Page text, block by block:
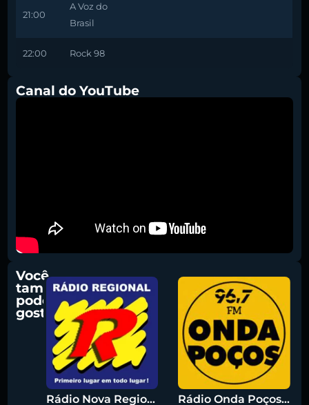
21:00
A Voz do
Brasil
22:00 Rock 98
Canal do YouTube
Você
também
pode
gostar
Rádio Nova Regional 91.5 FM Rádio Onda Poços 96.7 FM